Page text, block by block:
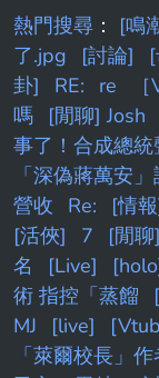
熱門搜尋 ： [鳴
了.jpg
[討論]
卦]
RE: re
嗎
[閒聊] Josh
事了！合成總統
「深偽蔣萬安
營收
Re: [情
[活俠]
7
[閒
名
[Live]
術 指控「蒸餾
MJ
[live]
「萊爾校長」